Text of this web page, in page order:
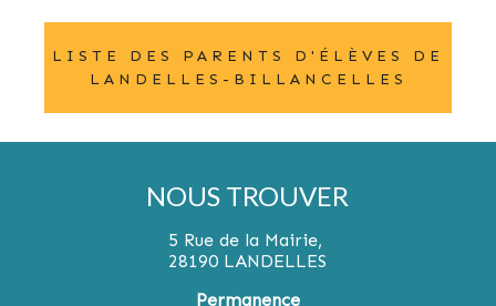
LISTE DES PARENTS D'ÉLÈVES DE
LANDELLES-BILLANCELLES
NOUS TROUVER
5 Rue de la Mairie,
28190 LANDELLES
Permanence